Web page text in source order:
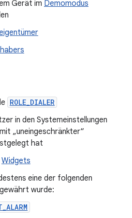
Gerät im Demomodus
ROLE_DIALER
in den Systemeinstellungen
„uneingeschränkter“
hat
Widgets
eine der folgenden
wurde: